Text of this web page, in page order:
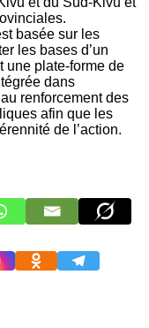
basée sur les
les bases d’un
une plate-forme de
dans
renforcement des
afin que les
de l’action.